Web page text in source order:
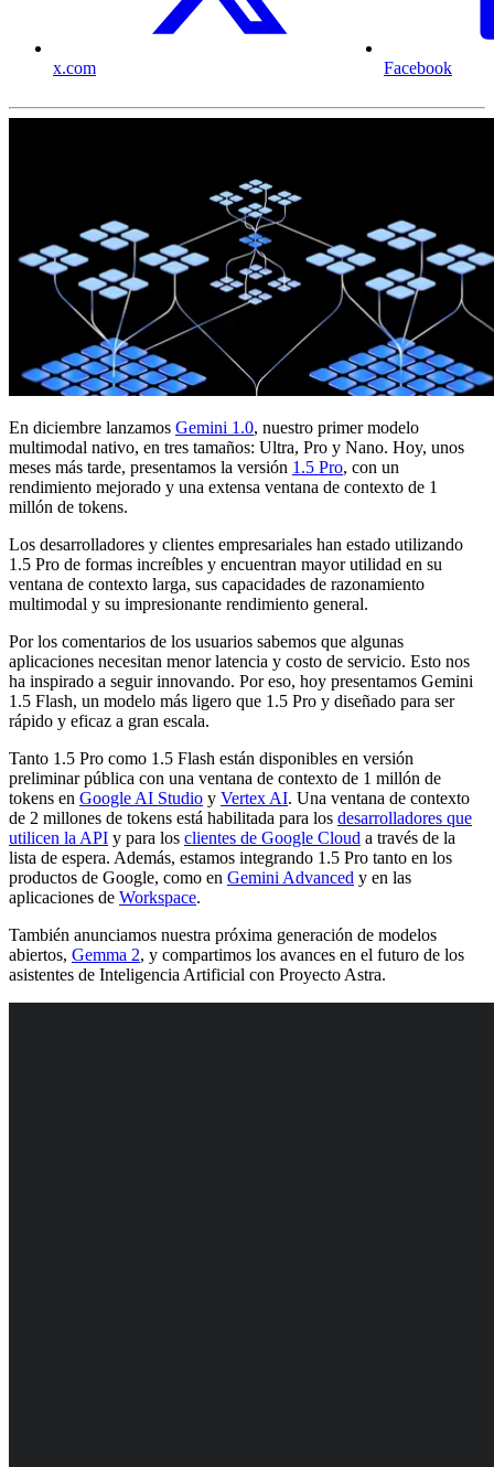
x.com Facebook
En diciembre lanzamos Gemini 1.0, nuestro primer modelo
multimodal nativo, en tres tamaños: Ultra, Pro y Nano. Hoy, unos
meses más tarde, presentamos la versión 1.5 Pro, con un
rendimiento mejorado y una extensa ventana de contexto de 1
millón de tokens.
Los desarrolladores y clientes empresariales han estado utilizando
1.5 Pro de formas increíbles y encuentran mayor utilidad en su
ventana de contexto larga, sus capacidades de razonamiento
multimodal y su impresionante rendimiento general.
Por los comentarios de los usuarios sabemos que algunas
aplicaciones necesitan menor latencia y costo de servicio. Esto nos
ha inspirado a seguir innovando. Por eso, hoy presentamos Gemini
1.5 Flash, un modelo más ligero que 1.5 Pro y diseñado para ser
rápido y eficaz a gran escala.
Tanto 1.5 Pro como 1.5 Flash están disponibles en versión
preliminar pública con una ventana de contexto de 1 millón de
tokens en Google AI Studio y Vertex AI. Una ventana de contexto
de 2 millones de tokens está habilitada para los desarrolladores que
utilicen la API y para los clientes de Google Cloud a través de la
lista de espera. Además, estamos integrando 1.5 Pro tanto en los
productos de Google, como en Gemini Advanced y en las
aplicaciones de Workspace.
También anunciamos nuestra próxima generación de modelos
abiertos, Gemma 2, y compartimos los avances en el futuro de los
asistentes de Inteligencia Artificial con Proyecto Astra.